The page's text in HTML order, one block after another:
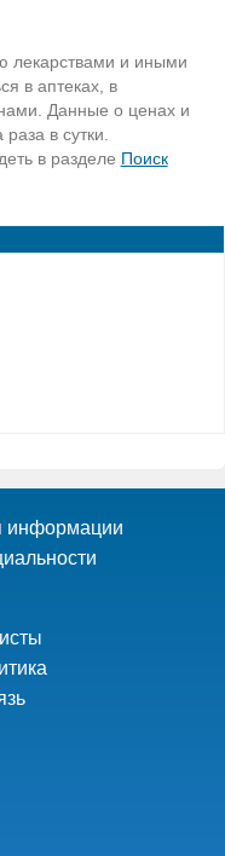
лекарствами и иными
в аптеках, в
Данные о ценах и
в сутки.
в разделе Поиск
информации